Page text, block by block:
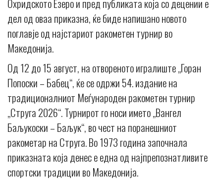
дел од оваа приказна, ќе биде напишано новото
поглавје од најстариот ракометен турнир во
Македонија.
Од 12 до 15 август, на отвореното игралиште „Горан
Попоски – Бабец“, ќе се одржи 54. издание на
традиционалниот Меѓународен ракометен турнир
„Струга 2026“. Турнирот го носи името „Вангел
Баљукоски – Баљук“, во чест на поранешниот
ракометар на Струга. Во 1973 година започнала
приказната која денес е една од најпрепознатливите
спортски традиции во Македонија.